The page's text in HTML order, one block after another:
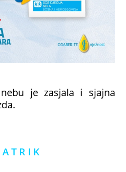
je zasjala i sjajna
A T R I K